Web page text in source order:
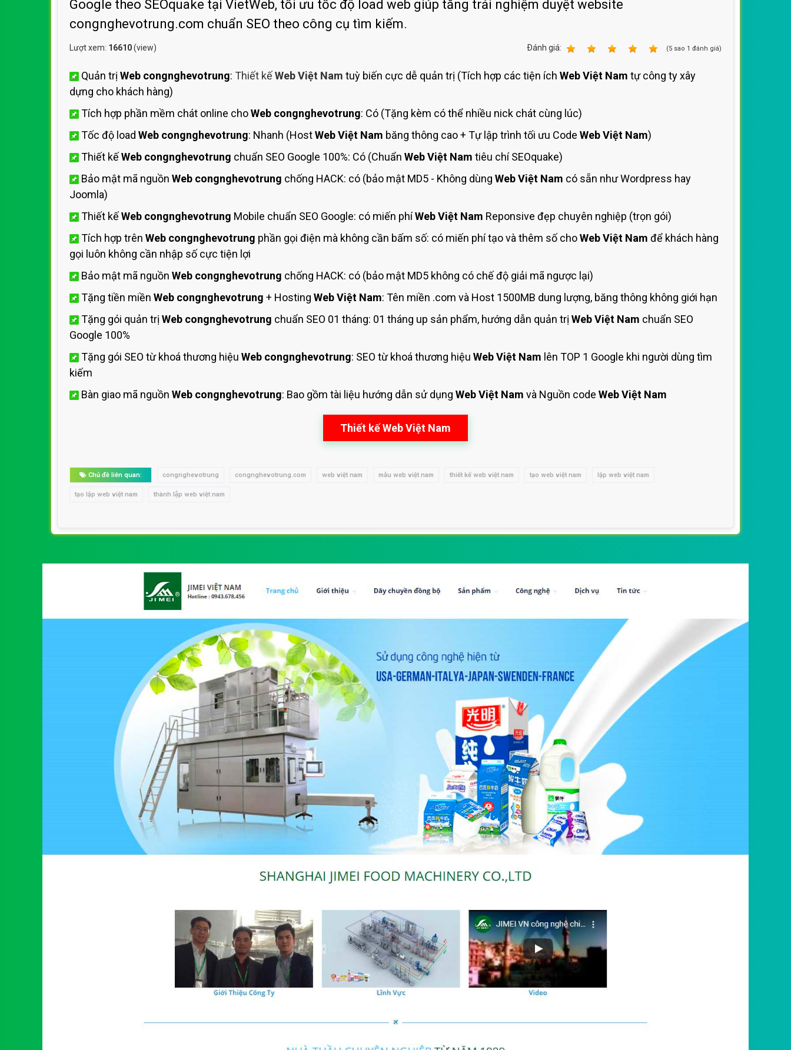
Bảng giá quảng cáo Facebook
Bảng giá SEO Website
Google theo SEOquake tại VietWeb, tối ưu tốc độ load web giúp tăng trải nghiệm duyệt website
congnghevotrung.com chuẩn SEO theo công cụ tìm kiếm.
Lượt xem: 16610(view) Ðánh giá: (5 sao 1 đánh giá)
Quản trị Web congnghevotrung: Thiết kếWeb Việt Nam tuỳ biến cực dễ quản trị (Tích hợp các tiện ích Web Việt Nam tự công ty xây
dựng cho khách hàng)
Tích hợp phần mềm chát online choWeb congnghevotrung: Có (Tặng kèm có thể nhiều nick chát cùng lúc)
Tốc độ load Web congnghevotrung: Nhanh (HostWeb Việt Nam băng thông cao + Tự lập trình tối ưu Code Web Việt Nam)
Thiết kếWeb congnghevotrung chuẩn SEO Google 100%: Có (Chuẩn Web Việt Nam tiêu chí SEOquake)
Bảo mật mã nguồn Web congnghevotrung chống HACK: có (bảo mật MD5 - Không dùng Web Việt Nam có sẵn như Wordpress hay
Joomla)
Thiết kếWeb congnghevotrung Mobile chuẩn SEO Google: có miến phíWeb Việt Nam Reponsive đẹp chuyên nghiệp (trọn gói)
Tích hợp trên Web congnghevotrung phần gọi điện mà không cần bấm số: có miến phí tạo và thêm số choWeb Việt Nam để khách hàng
gọi luôn không cần nhập số cực tiện lợi
Bảo mật mã nguồn Web congnghevotrung chống HACK: có (bảo mật MD5 không có chế độ giải mã ngược lại)
Tặng tiền miền Web congnghevotrung + Hosting Web Việt Nam: Tên miền .com và Host 1500MB dung lượng, băng thông không giới hạn
Tặng gói quản trị Web congnghevotrung chuẩn SEO 01 tháng: 01 tháng up sản phẩm, hướng dẫn quản trị Web Việt Nam chuẩn SEO
Google 100%
Tặng gói SEO từ khoá thương hiệu Web congnghevotrung: SEO từ khoá thương hiệu Web Việt Nam lên TOP 1 Google khi người dùng tìm
kiếm
Bàn giao mã nguồn Web congnghevotrung: Bao gồm tài liệu hướng dẫn sử dụng Web Việt Nam và Nguồn code Web Việt Nam
Thiết kế Web Việt Nam
Chủ đề liên quan: congnghevotrung congnghevotrung.com web việt nam mẫu web việt nam thiết kế web việt nam tạo web việt nam lập web việt nam
tạo lập web việt nam thành lập web việt nam